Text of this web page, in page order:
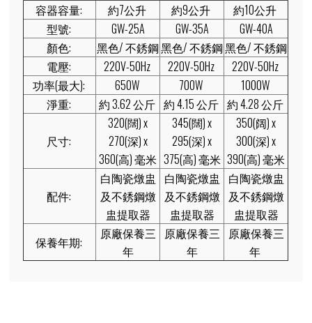
容器容量: 約7公升 約9公升
約10公升
型號:
GW-25A GW-35A
GW-40A
顏色:
黑色/ 不銹鋼黑色/ 不銹鋼黑色/ 不銹鋼
電壓:
220V-50Hz 220V-50Hz
220V-50Hz
功率(最大):
650W 700W
1000W
淨重:
約 3.62 公斤 約 4.15 公斤 約 4.28 公斤
尺寸:
320(闊) x
270(深) x
360(高) 毫米
345(闊) x
295(深) x
375(高) 毫米
350(阔) x
300(深) x
390(高) 毫米
配件:
白陶瓷燉盅
及不銹鋼燉
盅提取器
白陶瓷燉盅
及不銹鋼燉
盅提取器
白陶瓷燉盅
及不銹鋼燉
盅提取器
保養年期:
原廠保養三
年
原廠保養三
年
原廠保養三
年